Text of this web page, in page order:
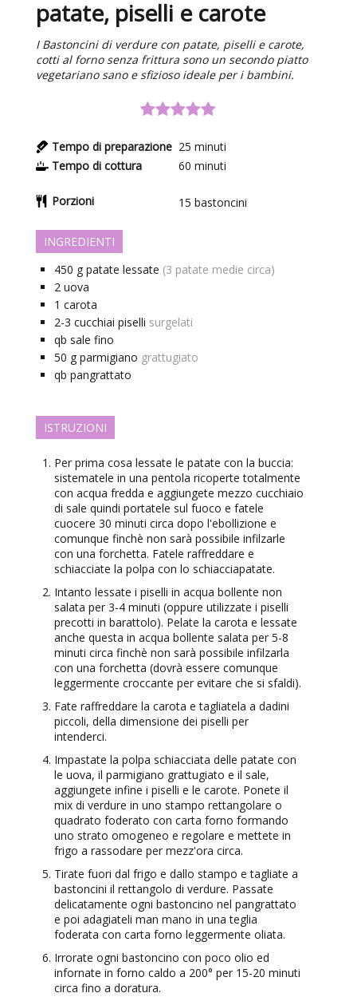
patate, piselli e carote
I Bastoncini di verdure con patate, piselli e carote,
cotti al forno senza frittura sono un secondo piatto
vegetariano sano e sfizioso ideale per i bambini.
Tempo di preparazione 25 minuti
Tempo di cottura
60 minuti
Porzioni 15 bastoncini
INGREDIENTI
450 g patate lessate (3 patate medie circa)
2 uova
1 carota
2-3 cucchiai piselli surgelati
qb sale fino
50 g parmigiano grattugiato
qb pangrattato
ISTRUZIONI
Per prima cosa lessate le patate con la buccia:
sistematele in una pentola ricoperte totalmente
con acqua fredda e aggiungete mezzo cucchiaio
di sale quindi portatele sul fuoco e fatele
cuocere 30 minuti circa dopo l'ebollizione e
comunque finchè non sarà possibile infilzarle
con una forchetta. Fatele raffreddare e
schiacciate la polpa con lo schiacciapatate.
Intanto lessate i piselli in acqua bollente non
salata per 3-4 minuti (oppure utilizzate i piselli
precotti in barattolo). Pelate la carota e lessate
anche questa in acqua bollente salata per 5-8
minuti circa finchè non sarà possibile infilzarla
con una forchetta (dovrà essere comunque
leggermente croccante per evitare che si sfaldi).
Fate raffreddare la carota e tagliatela a dadini
piccoli, della dimensione dei piselli per
intenderci.
Impastate la polpa schiacciata delle patate con
le uova, il parmigiano grattugiato e il sale,
aggiungete infine i piselli e le carote. Ponete il
mix di verdure in uno stampo rettangolare o
quadrato foderato con carta forno formando
uno strato omogeneo e regolare e mettete in
frigo a rassodare per mezz'ora circa.
Tirate fuori dal frigo e dallo stampo e tagliate a
bastoncini il rettangolo di verdure. Passate
delicatamente ogni bastoncino nel pangrattato
e poi adagiateli man mano in una teglia
foderata con carta forno leggermente oliata.
Irrorate ogni bastoncino con poco olio ed
infornate in forno caldo a 200° per 15-20 minuti
circa fino a doratura.